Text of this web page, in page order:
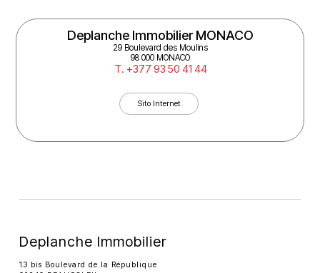
Deplanche Immobilier MONACO
29 Boulevard des Moulins
98 000 MONACO
T. +377 93 50 41 44
Sito Internet
Deplanche Immobilier
13 bis Boulevard de la République